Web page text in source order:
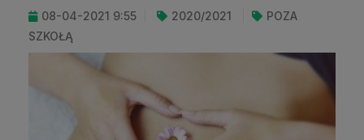
08-04-2021 9:55 2020/2021
POZA
SZKOŁĄ